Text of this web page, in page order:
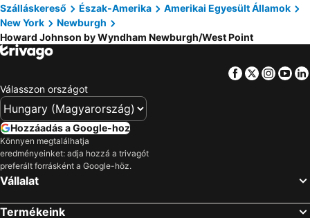
Szálláskereső
Észak-Amerika
Amerikai Egyesült Államok
New York
Newburgh
Howard Johnson by Wyndham Newburgh/West Point
Facebook
Twitter
Válasszon országot
Hozzáadás a Google-hoz
Könnyen megtalálhatja
eredményeinket: adja hozzá a trivagót
preferált forrásként a Google-höz.
Vállalat
Termékeink